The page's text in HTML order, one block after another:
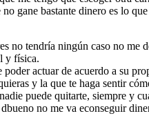
gane bastante dinero es lo
no tendría ningún caso no me
y física.
actuar de acuerdo a su
y la que te haga sentir
puede quitarte, siempre y
no me va econseguir